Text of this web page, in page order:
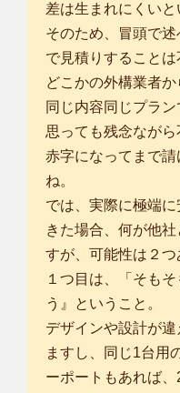
差は生まれにくいと
そのため、冒頭で
で見積りすることは
どこかの外構業者か
同じ内容同じプラ
思っても残念ながら
赤字になってまで
ね。
では、実際に極端
きた場合、何が他
すが、可能性は２つ
１つ目は、「そも
う』ということ。
デザインや設計が
ますし、同じ1台用
ーポートもあれば